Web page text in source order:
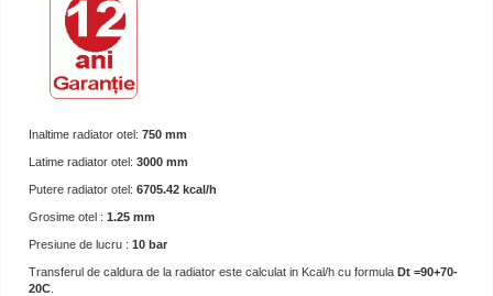
Inaltime radiator otel: 750 mm
Latime radiator otel: 3000 mm
Putere radiator otel: 6705.42 kcal/h
Grosime otel : 1.25 mm
Presiune de lucru : 10 bar
Transferul de caldura de la radiator este calculat in Kcal/h cu formula Dt =90+70-
20C